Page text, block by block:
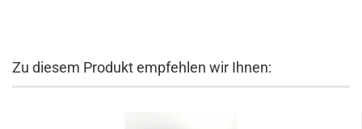
Zu diesem Produkt empfehlen wir Ihnen: